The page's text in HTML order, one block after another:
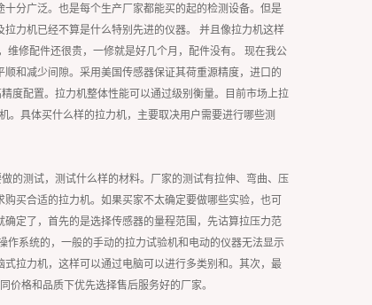
分广泛。也是每个生产厂家都能买的起的检测设备。但是
力机已经不算是什么特别先进的仪器。 并且像拉力机这样
修配件还很贵，一修就是好几个月，配件没有。 现在我公
和减少间隙。采用美国传感器保证其荷重源精度，进口的
度配置。拉力机整体性能可以通过级别衡量。目前市场上拉
。具体买什么样的拉力机，主要取决用户需要进行哪些测
的测试，测试什么样的材料。厂家的测试有拉伸、弯曲、压
买合适的拉力机。如果买家不太确定要做哪些实验，也可
定了，首先的是选择传感器的量程范围，先诂算拉压力范
作系统的，一般的手动的拉力试验机和电动的仪器无法显示
拉力机，这样可以通过电脑可以进行多类别和。其次，最
格和品质下优先选择售后服务好的厂家。